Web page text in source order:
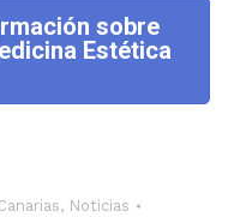
sobre
Estética
, Noticias